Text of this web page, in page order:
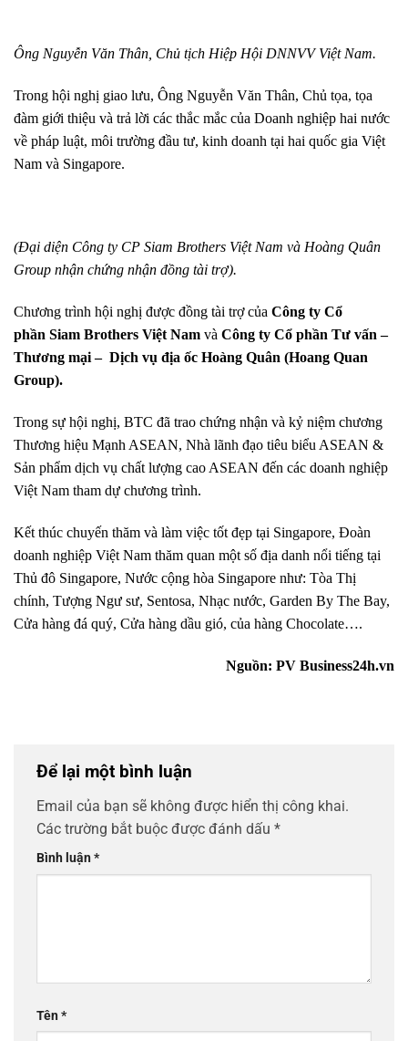
Ông Nguyễn Văn Thân, Chủ tịch Hiệp Hội DNNVV Việt Nam.
Trong hội nghị giao lưu, Ông Nguyễn Văn Thân, Chủ tọa, tọa
đàm giới thiệu và trả lời các thắc mắc của Doanh nghiệp hai nước
về pháp luật, môi trường đầu tư, kinh doanh tại hai quốc gia Việt
Nam và Singapore.
(Đại diện Công ty CP Siam Brothers Việt Nam và Hoàng Quân
Group nhận chứng nhận đồng tài trợ).
Chương trình hội nghị được đồng tài trợ của Công ty Cổ
phần Siam Brothers Việt Nam và Công ty Cổ phần Tư vấn –
Thương mại – Dịch vụ địa ốc Hoàng Quân (Hoang Quan
Group).
Trong sự hội nghị, BTC đã trao chứng nhận và kỷ niệm chương
Thương hiệu Mạnh ASEAN, Nhà lãnh đạo tiêu biểu ASEAN &
Sản phẩm dịch vụ chất lượng cao ASEAN đến các doanh nghiệp
Việt Nam tham dự chương trình.
Kết thúc chuyến thăm và làm việc tốt đẹp tại Singapore, Đoàn
doanh nghiệp Việt Nam thăm quan một số địa danh nổi tiếng tại
Thủ đô Singapore, Nước cộng hòa Singapore như: Tòa Thị
chính, Tượng Ngư sư, Sentosa, Nhạc nước, Garden By The Bay,
Cửa hàng đá quý, Cửa hàng dầu gió, của hàng Chocolate….
Nguồn: PV Business24h.vn
Để lại một bình luận
Email của bạn sẽ không được hiển thị công khai.
Các trường bắt buộc được đánh dấu *
Bình luận*
Tên*